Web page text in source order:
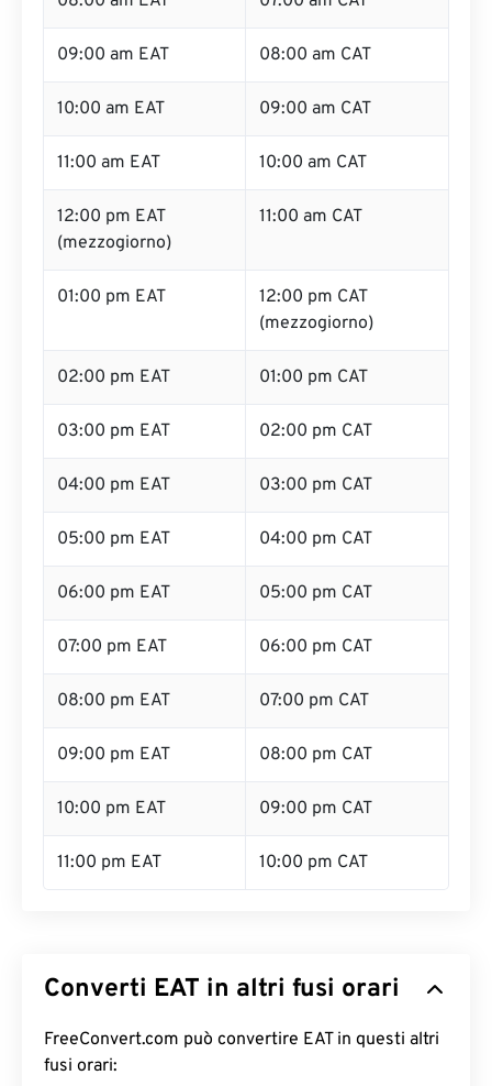
09:00 am EAT 08:00 am CAT
10:00 am EAT 09:00 am CAT
11:00 am EAT 10:00 am CAT
12:00 pm EAT
(mezzogiorno)
11:00 am CAT
01:00 pm EAT
12:00 pm CAT
(mezzogiorno)
02:00 pm EAT 01:00 pm CAT
03:00 pm EAT 02:00 pm CAT
04:00 pm EAT 03:00 pm CAT
05:00 pm EAT 04:00 pm CAT
06:00 pm EAT 05:00 pm CAT
07:00 pm EAT 06:00 pm CAT
08:00 pm EAT 07:00 pm CAT
09:00 pm EAT 08:00 pm CAT
10:00 pm EAT 09:00 pm CAT
11:00 pm EAT 10:00 pm CAT
Converti EAT in altri fusi orari
FreeConvert.com può convertire EAT in questi altri
fusi orari: